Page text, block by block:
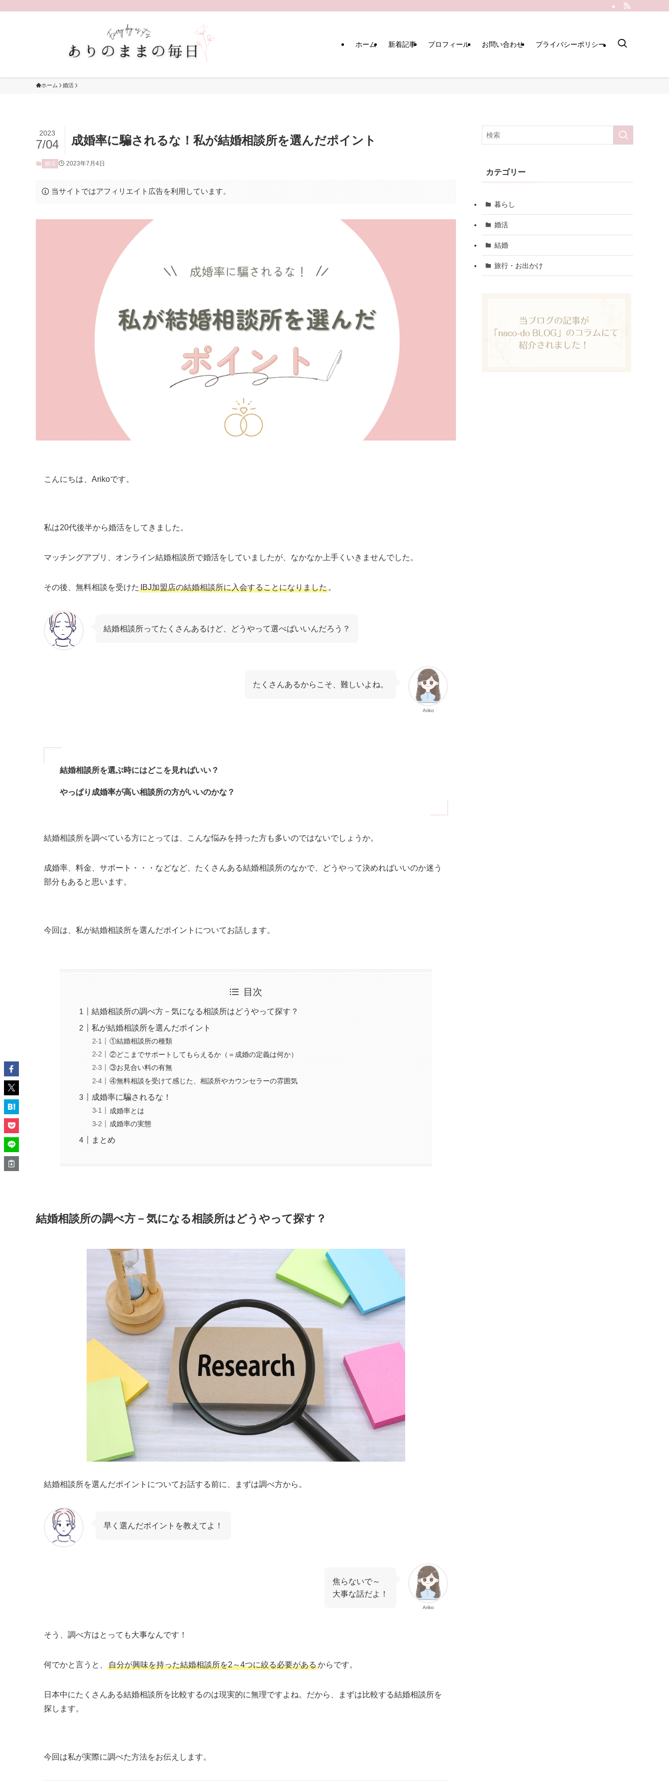
ホーム 新着記事 プロフィール お問い合わせ プライバシーポリシー
ホーム 婚活
成婚率に騙されるな！私が結婚相談所を選んだポイント
2023
7/04
婚活 2023年7月4日
当サイトではアフィリエイト広告を利用しています。
こんにちは、Arikoです。
私は20代後半から婚活をしてきました。
マッチングアプリ、オンライン結婚相談所で婚活をしていましたが、なかなか上手くいきませんでした。
その後、無料相談を受けた IBJ加盟店の結婚相談所に入会することになりました 。
結婚相談所ってたくさんあるけど、どうやって選べばいいんだろう？
Ariko
たくさんあるからこそ、難しいよね。
結婚相談所を選ぶ時にはどこを見ればいい？
やっぱり成婚率が高い相談所の方がいいのかな？
結婚相談所を調べている方にとっては、こんな悩みを持った方も多いのではないでしょうか。
成婚率、料金、サポート・・・などなど、たくさんある結婚相談所のなかで、どうやって決めればいいのか迷う
部分もあると思います。
今回は、私が結婚相談所を選んだポイントについてお話します。
目次
結婚相談所の調べ方－気になる相談所はどうやって探す？
私が結婚相談所を選んだポイント
①結婚相談所の種類
②どこまでサポートしてもらえるか（＝成婚の定義は何か）
③お見合い料の有無
④無料相談を受けて感じた、相談所やカウンセラーの雰囲気
成婚率に騙されるな！
成婚率とは
成婚率の実態
まとめ
結婚相談所の調べ方－気になる相談所はどうやって探す？
結婚相談所を選んだポイントについてお話する前に、まずは調べ方から。
早く選んだポイントを教えてよ！
Ariko
焦らないで～
大事な話だよ！
そう、調べ方はとっても大事なんです！
何でかと言うと、 自分が興味を持った結婚相談所を2～4つに絞る必要があるからです。
日本中にたくさんある結婚相談所を比較するのは現実的に無理ですよね。だから、まずは比較する結婚相談所を
探します。
今回は私が実際に調べた方法をお伝えします。
カテゴリー
暮らし
婚活
結婚
旅行・お出かけ